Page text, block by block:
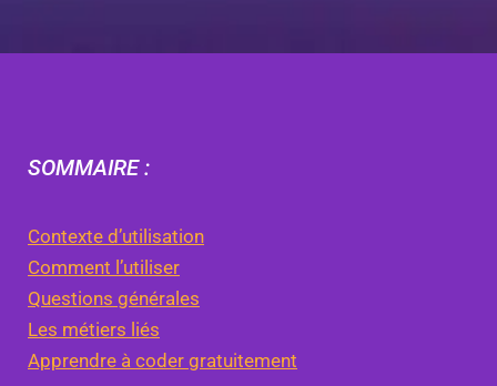
SOMMAIRE :
Contexte d’utilisation
Comment l’utiliser
Questions générales
Les métiers liés
Apprendre à coder gratuitement